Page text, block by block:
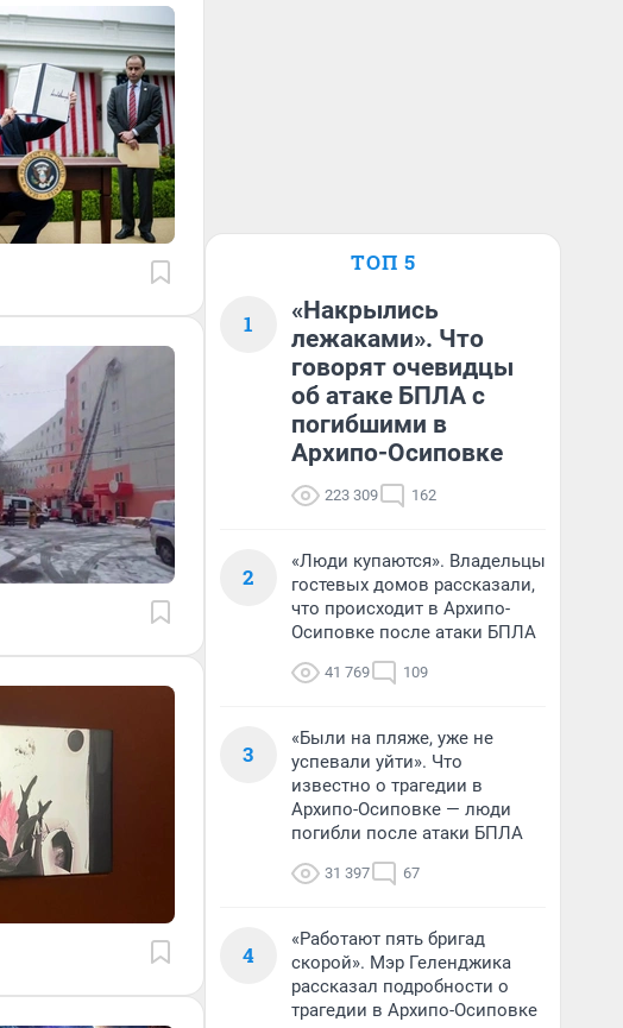
ТОП 5
1
«Накрылись
лежаками». Что
говорят очевидцы
об атаке БПЛА с
погибшими в
Архипо-Осиповке
223 309 162
2
«Люди купаются». Владельцы
гостевых домов рассказали,
что происходит в Архипо-
Осиповке после атаки БПЛА
41 769 109
3
«Были на пляже, уже не
успевали уйти». Что
известно о трагедии в
Архипо-Осиповке — люди
погибли после атаки БПЛА
31 397 67
4
«Работают пять бригад
скорой». Мэр Геленджика
рассказал подробности о
трагедии в Архипо-Осиповке